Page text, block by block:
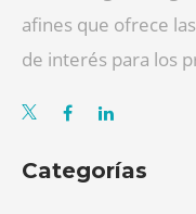
afines que ofrece
de interés para los
Categorías